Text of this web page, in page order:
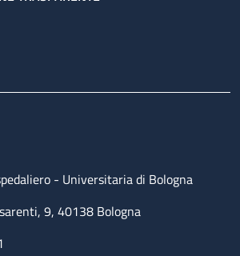
- Universitaria di Bologna
9, 40138 Bologna